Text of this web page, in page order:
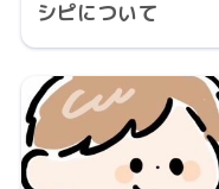
シピについて